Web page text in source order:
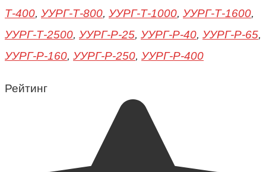
Т-400, УУРГ-Т-800, УУРГ-Т-1000, УУРГ-Т-1600,
УУРГ-Т-2500, УУРГ-Р-25, УУРГ-Р-40, УУРГ-Р-65,
УУРГ-Р-160, УУРГ-Р-250, УУРГ-Р-400
Рейтинг